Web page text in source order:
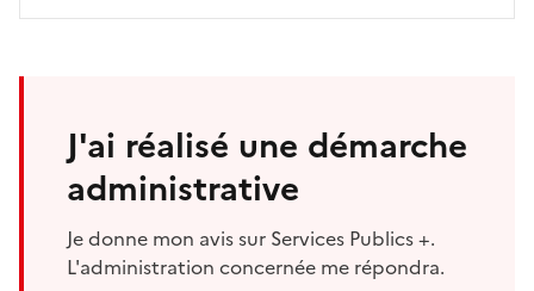
J'ai réalisé une démarche
administrative
Je donne mon avis sur Services Publics +.
L'administration concernée me répondra.